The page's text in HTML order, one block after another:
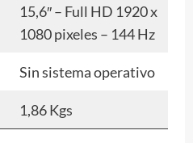
15,6″ – Full HD 1920 x
1080 pixeles – 144 Hz
Sin sistema operativo
1,86 Kgs